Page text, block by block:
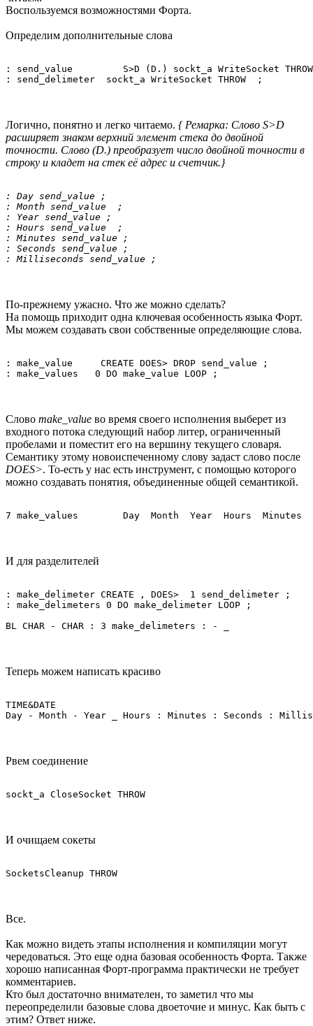
Воспользуемся возможностями Форта.
Определим дополнительные слова
: send_value         S>D (D.) sockt_a WriteSocket
: send_delimeter  sockt_a WriteSocket THROW  ;
Логично, понятно и легко читаемо. { Ремарка: Слово S>D
расширяет знаком верхний элемент стека до двойной
точности. Слово (D.) преобразует число двойной точности в
строку и кладет на стек её адрес и счетчик.}
: Day send_value ;
: Month send_value  ;
: Year send_value ;
: Hours send_value  ;
: Minutes send_value ;
: Seconds send_value ;
: Milliseconds send_value ;
По-прежнему ужасно. Что же можно сделать?
На помощь приходит одна ключевая особенность языка Форт.
Мы можем создавать свои собственные определяющие слова.
: make_value     CREATE DOES> DROP send_value ;
: make_values   0 DO make_value LOOP ;
Слово make_value во время своего исполнения выберет из
входного потока следующий набор литер, ограниченный
пробелами и поместит его на вершину текущего словаря.
Семантику этому новоиспеченному слову задаст слово после
DOES>. То-есть у нас есть инструмент, с помощью которого
можно создавать понятия, объединенные общей семантикой.
7 make_values        Day  Month  Year  Hours  Minutes
И для разделителей
: make_delimeter CREATE , DOES>  1 send_delimeter ;
: make_delimeters 0 DO make_delimeter LOOP ;
BL CHAR - CHAR : 3 make_delimeters : - _
Теперь можем написать красиво
TIME&DATE
Day - Month - Year _ Hours : Minutes : Seconds :
Рвем соединение
sockt_a CloseSocket THROW
И очищаем сокеты
SocketsCleanup THROW
Все.
Как можно видеть этапы исполнения и компиляции могут
чередоваться. Это еще одна базовая особенность Форта. Также
хорошо написанная Форт-программа практически не требует
комментариев.
Кто был достаточно внимателен, то заметил что мы
переопределили базовые слова двоеточие и минус. Как быть с
этим? Ответ ниже.